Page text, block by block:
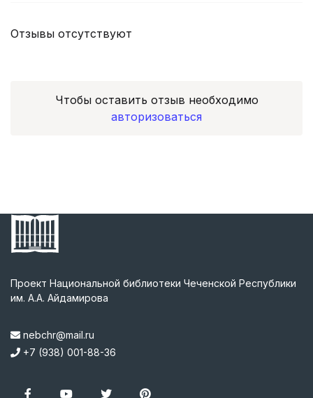
Отзывы отсутствуют
Чтобы оставить отзыв необходимо
авторизоваться
Проект Национальной библиотеки Чеченской Республики
им. А.А. Айдамирова
nebchr@mail.ru
+7 (938) 001-88-36